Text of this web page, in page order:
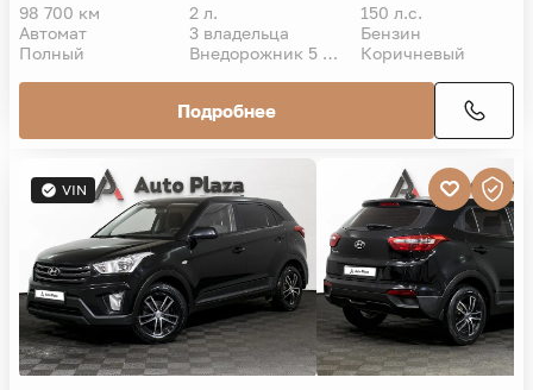
98 700 км 2 л.
150 л.с.
Автомат
3 владельца
Бензин
Полный
Внедорожник 5 дв. Коричневый
Подробнее
VIN